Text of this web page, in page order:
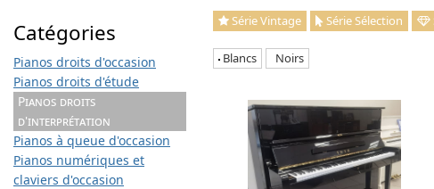
Catégories
Pianos droits d'occasion
Pianos droits d'étude
Pianos droits
d'interprétation
Pianos à queue d'occasion
Pianos numériques et
claviers d'occasion
Série Vintage Série Sélection
Blancs Noirs